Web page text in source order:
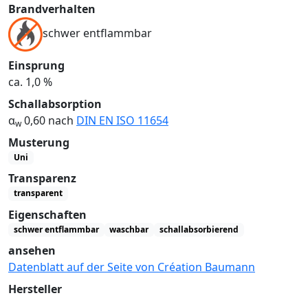
Brandverhalten
schwer entflammbar
Einsprung
ca. 1,0 %
Schallabsorption
αw0,60 nach DIN EN ISO 11654
Musterung
Uni
Transparenz
transparent
Eigenschaften
schwer entflammbar waschbar schallabsorbierend
ansehen
Datenblatt auf der Seite von Création Baumann
Hersteller